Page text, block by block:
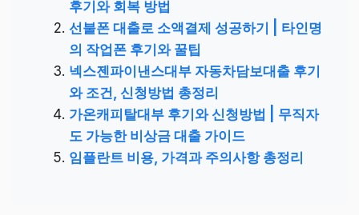
후기와 회복 방법
선불폰 대출로 소액결제 성공하기 | 타인명
의 작업폰 후기와 꿀팁
넥스젠파이낸스대부 자동차담보대출 후기
와 조건, 신청방법 총정리
가온캐피탈대부 후기와 신청방법 | 무직자
도 가능한 비상금 대출 가이드
임플란트 비용, 가격과 주의사항 총정리